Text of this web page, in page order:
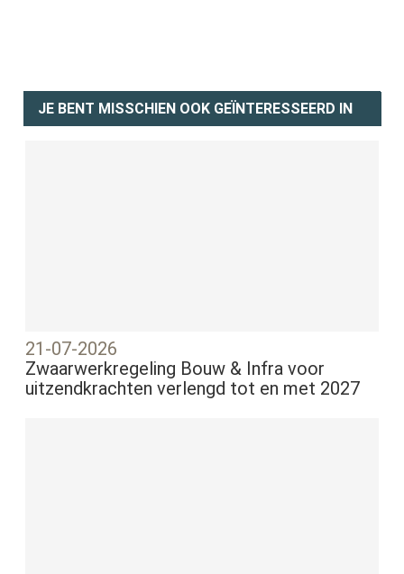
JE BENT MISSCHIEN OOK GEÏNTERESSEERD IN
21-07-2026
Zwaarwerkregeling Bouw & Infra voor
uitzendkrachten verlengd tot en met 2027